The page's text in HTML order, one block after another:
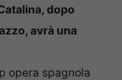
dopo
avrà una
opera spagnola